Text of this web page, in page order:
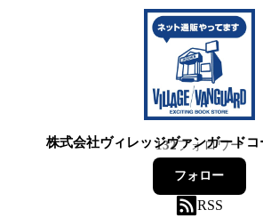
株式会社ヴィレッジヴァンガード
132フォロワー
フォロー
RSS